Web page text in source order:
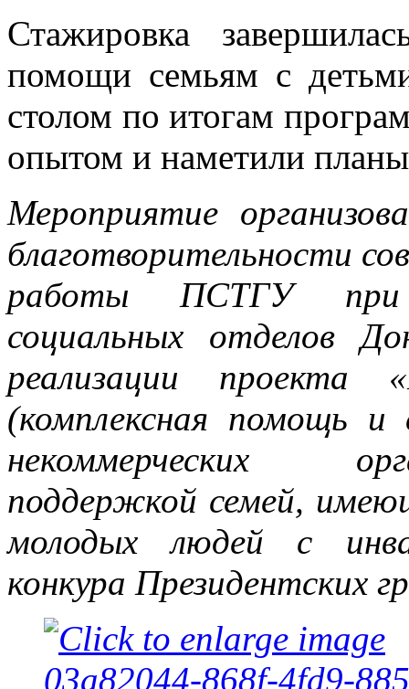
Стажировка
помощи семьям с
столом по итогам
опытом и наметили
Мероприятие
благотворительности
работы ПСТГУ при
социальных отделов
реализации проекта
(комплексная помощь и
некоммерческих
поддержкой семей,
молодых людей с
конкура Президентских